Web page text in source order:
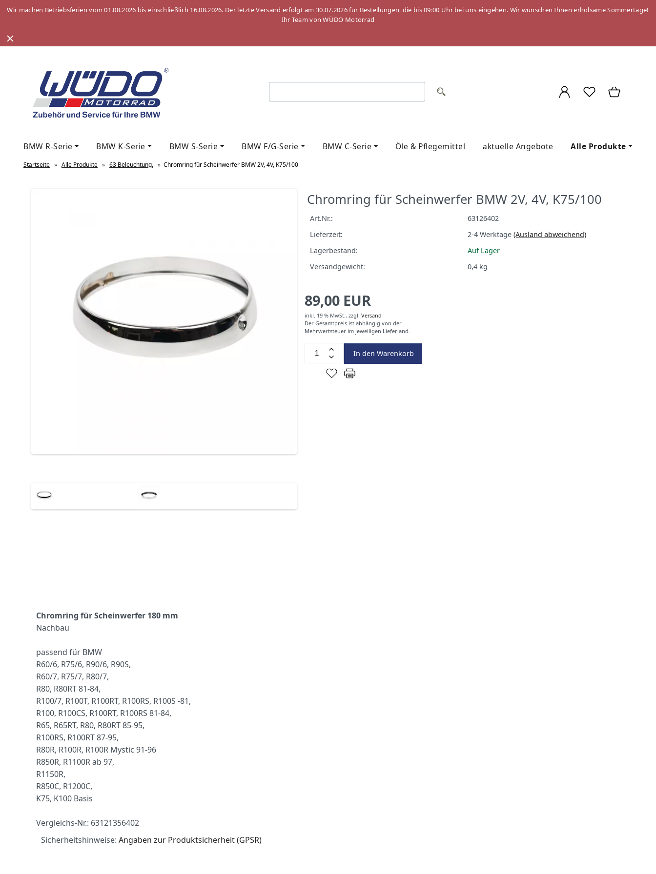
Wir machen Betriebsferien vom 01.08.2026 bis einschließlich 16.08.2026. Der letzte Versand erfolgt am 30.07.2026 für Bestellungen, die bis 09:00 Uhr bei uns eingehen. Wir wünschen Ihnen erholsame Sommertage!
Ihr Team von WÜDO Motorrad
BMW R-Serie BMW K-Serie BMW S-Serie BMW F/G-Serie BMW C-Serie Öle & Pflegemittel aktuelle Angebote Alle Produkte
Startseite » Alle Produkte » 63 Beleuchtung. » Chromring für Scheinwerfer BMW 2V, 4V, K75/100
Chromring für Scheinwerfer BMW 2V, 4V, K75/100
Art.Nr.:
63126402
Lieferzeit:
2-4 Werktage (Ausland abweichend)
Lagerbestand:
Auf Lager
Versandgewicht:
0,4 kg
89,00 EUR
inkl. 19 % MwSt., zzgl. Versand
Der Gesamtpreis ist abhängig von der
Mehrwertsteuer im jeweiligen Lieferland.
In den Warenkorb
Chromring für Scheinwerfer 180 mm
Nachbau
passend für BMW
R60/6, R75/6, R90/6, R90S,
R60/7, R75/7, R80/7,
R80, R80RT 81-84,
R100/7, R100T, R100RT, R100RS, R100S -81,
R100, R100CS, R100RT, R100RS 81-84,
R65, R65RT, R80, R80RT 85-95,
R100RS, R100RT 87-95,
R80R, R100R, R100R Mystic 91-96
R850R, R1100R ab 97,
R1150R,
R850C, R1200C,
K75, K100 Basis
Vergleichs-Nr.: 63121356402
Sicherheitshinweise: Angaben zur Produktsicherheit (GPSR)